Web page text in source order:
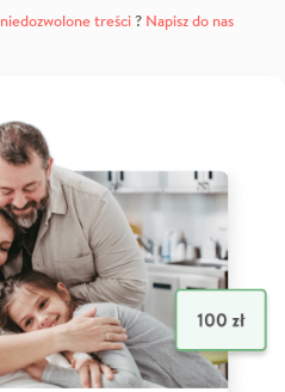
niedozwolone treści? Napisz do nas